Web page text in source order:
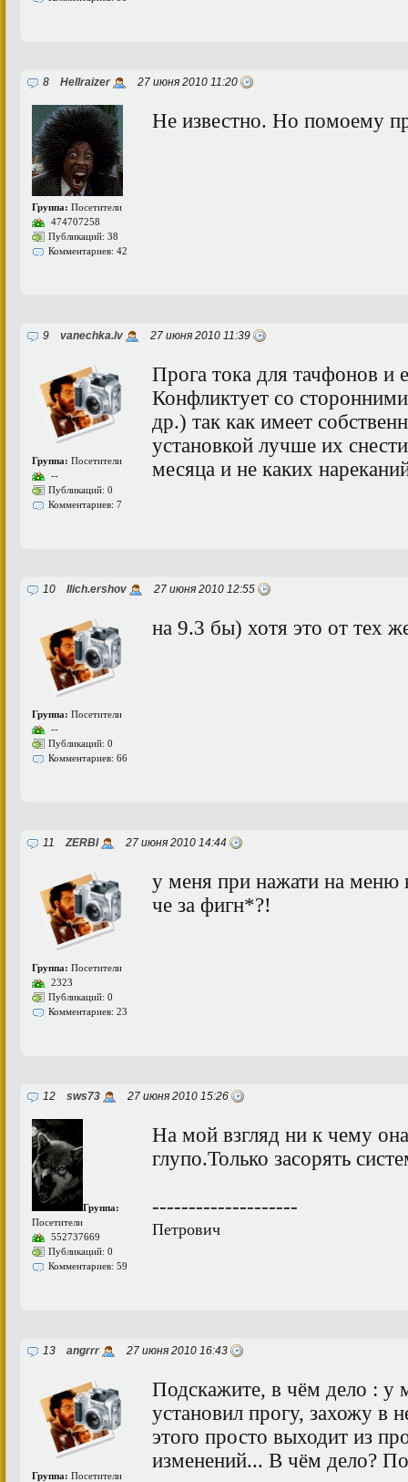
8 Hellraizer 27 июня 2010 11:20
Группа: Посетители
474707258
Публикаций: 38
Комментариев: 42
Не известно. Но помоему
9 vanechka.lv 27 июня 2010 11:39
Группа: Посетители
--
Публикаций: 0
Комментариев: 7
Прога тока для тачфонов и
Конфликтует со
др.) так как имеет
установкой лучше их
месяца и не каких
10 Ilich.ershov 27 июня 2010 12:55
Группа: Посетители
--
Публикаций: 0
Комментариев: 66
на 9.3 бы) хотя это от тех
11ZERBI 27 июня 2010 14:44
Группа: Посетители
2323
Публикаций: 0
Комментариев: 23
у меня при нажати на меню
че за фигн*?!
12 sws73 27 июня 2010 15:26
Группа:
Посетители
552737669
Публикаций: 0
Комментариев: 59
На мой взгляд ни к чему
глупо.Только засорять
--------------------
Петрович
13 angrrr 27 июня 2010 16:43
Группа: Посетители
Подскажите, в чём дело : у
установил прогу, захожу в
этого просто выходит из
изменений... В чём дело?